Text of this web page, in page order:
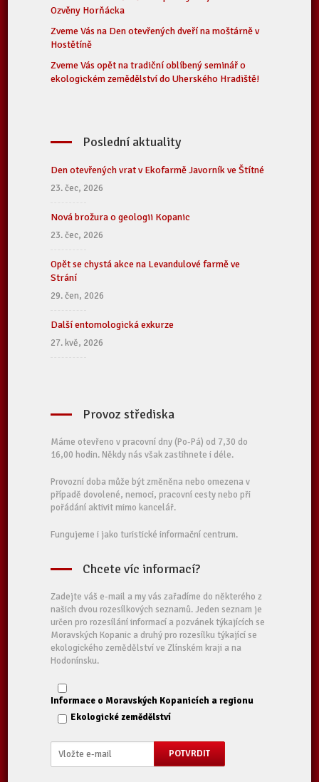
Ozvěny Horňácka
Zveme Vás na Den otevřených dveří na moštárně v
Hostětíně
Zveme Vás opět na tradiční oblíbený seminář o
ekologickém zemědělství do Uherského Hradiště!
Poslední aktuality
Den otevřených vrat v Ekofarmě Javorník ve Štítné
23. čec, 2026
Nová brožura o geologii Kopanic
23. čec, 2026
Opět se chystá akce na Levandulové farmě ve
Strání
29. čen, 2026
Další entomologická exkurze
27. kvě, 2026
Provoz střediska
Máme otevřeno v pracovní dny (Po-Pá) od 7,30 do
16,00 hodin. Někdy nás však zastihnete i déle.
Provozní doba může být změněna nebo omezena v
případě dovolené, nemoci, pracovní cesty nebo při
pořádání aktivit mimo kancelář.
Fungujeme i jako turistické informační centrum.
Chcete víc informací?
Zadejte váš e-mail a my vás zařadíme do některého z
našich dvou rozesílkových seznamů. Jeden seznam je
určen pro rozesílání informací a pozvánek týkajících se
Moravských Kopanic a druhý pro rozesílku týkající se
ekologického zemědělství ve Zlínském kraji a na
Hodonínsku.
Informace o Moravských Kopanicích a regionu
Ekologické zemědělství